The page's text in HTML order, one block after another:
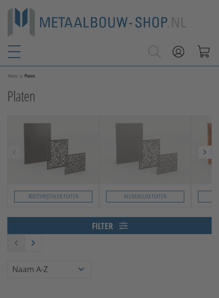
Home > Platen
Platen
ROESTVRIJSTALEN PLATEN ALUMINIUM PLATEN
FILTER